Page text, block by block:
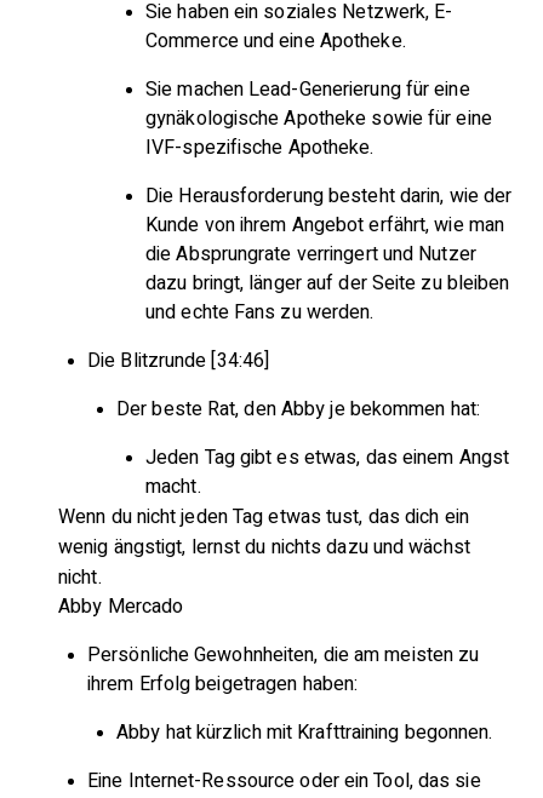
Sie haben ein soziales Netzwerk, E-
Commerce und eine Apotheke.
Sie machen Lead-Generierung für eine
gynäkologische Apotheke sowie für eine
IVF-spezifische Apotheke.
Die Herausforderung besteht darin, wie der
Kunde von ihrem Angebot erfährt, wie man
die Absprungrate verringert und Nutzer
dazu bringt, länger auf der Seite zu bleiben
und echte Fans zu werden.
Die Blitzrunde [34:46]
Der beste Rat, den Abby je bekommen hat:
Jeden Tag gibt es etwas, das einem Angst
macht.
Wenn du nicht jeden Tag etwas tust, das dich ein
wenig ängstigt, lernst du nichts dazu und wächst
nicht.
Abby Mercado
Persönliche Gewohnheiten, die am meisten zu
ihrem Erfolg beigetragen haben:
Abby hat kürzlich mit Krafttraining begonnen.
Eine Internet-Ressource oder ein Tool, das sie